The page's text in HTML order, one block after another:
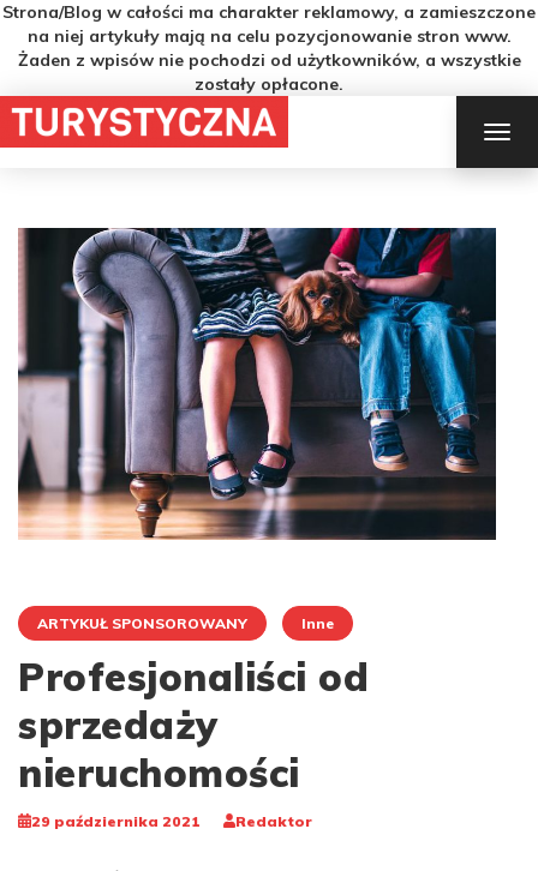
Strona/Blog w całości ma charakter reklamowy, a zamieszczone
na niej artykuły mają na celu pozycjonowanie stron www.
Żaden z wpisów nie pochodzi od użytkowników, a wszystkie
zostały opłacone.
ARTYKUŁ SPONSOROWANY Inne
Profesjonaliści od
sprzedaży
nieruchomości
29 października 2021 Redaktor